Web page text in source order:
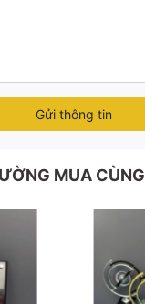
Gửi thông tin
MUA CÙNG